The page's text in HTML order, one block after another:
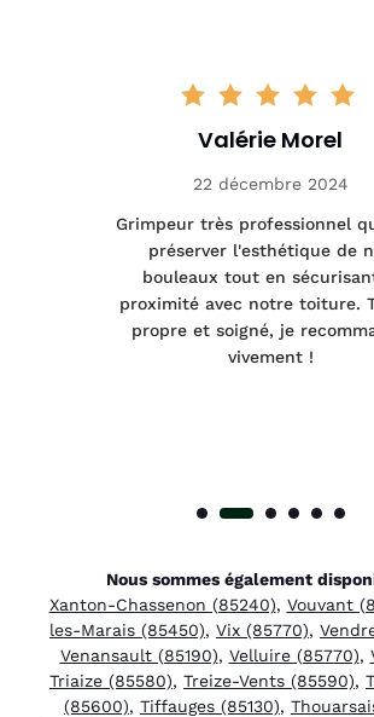
Valérie Morel
22 décembre 2024
Grimpeur très professionnel
préserver l'esthétique de
bouleaux tout en
proximité avec notre toiture.
propre et soigné, je
vivement !
Nous sommes également
Xanton-Chassenon (85240), Vouvant
les-Marais (85450), Vix (85770),
Venansault (85190), Velluire (85770),
Triaize (85580), Treize-Vents (85590),
(85600), Tiffauges (85130),